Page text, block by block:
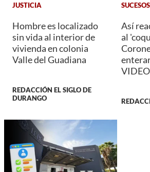
JUSTICIA
Hombre es localizado
sin vida al interior de
vivienda en colonia
Valle del Guadiana
REDACCIÓN EL SIGLO DE
DURANGO
SUCESOS
Así
al
VIDEO